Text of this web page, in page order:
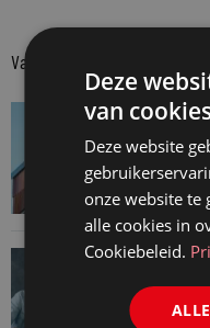
Van onze kennispartners
VAN ONZE
Van
keuzes
7
VAN
7
Deze
van
Deze website
onze website te
alle cookies in
Cookiebeleid.